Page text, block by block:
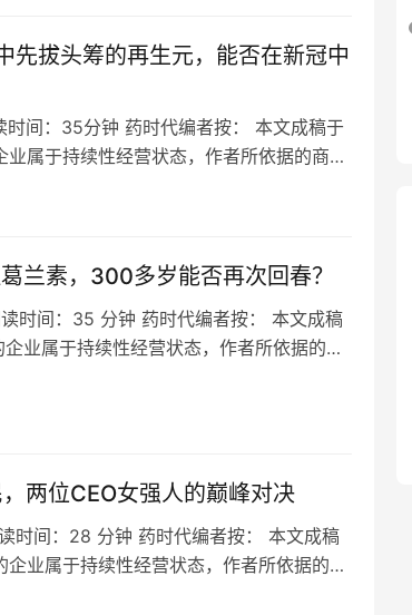
先拔头筹的再生元，能否在新冠中
间：35分钟 药时代编者按： 本文成稿于
属于持续性经营状态，作者所依据的商业
兰素，300多岁能否再次回春？
时间：35 分钟 药时代编者按： 本文成稿
业属于持续性经营状态，作者所依据的商
两位CEO女强人的巅峰对决
时间：28 分钟 药时代编者按： 本文成稿
业属于持续性经营状态，作者所依据的商